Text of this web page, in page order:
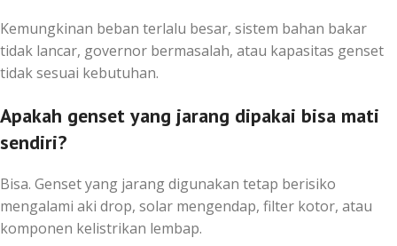
Kemungkinan beban terlalu besar, sistem bahan bakar
tidak lancar, governor bermasalah, atau kapasitas genset
tidak sesuai kebutuhan.
Apakah genset yang jarang dipakai bisa mati
sendiri?
Bisa. Genset yang jarang digunakan tetap berisiko
mengalami aki drop, solar mengendap, filter kotor, atau
komponen kelistrikan lembap.